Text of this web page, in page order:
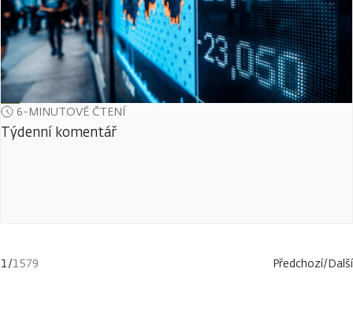
6-MINUTOVÉ ČTENÍ
Týdenní komentář
1/1579 Předchozí/Další